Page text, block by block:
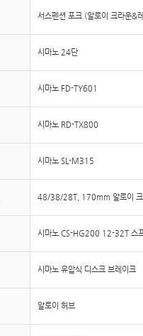
서스펜션 포크 (알로이 크라운&
시마노 24단
시마노 FD-TY601
시마노 RD-TX800
시마노 SL-M315
48/38/28T, 170mm 알로이 크
시마노 CS-HG200 12-32T 스
시마노 유압식 디스크 브레이크
알로이 허브